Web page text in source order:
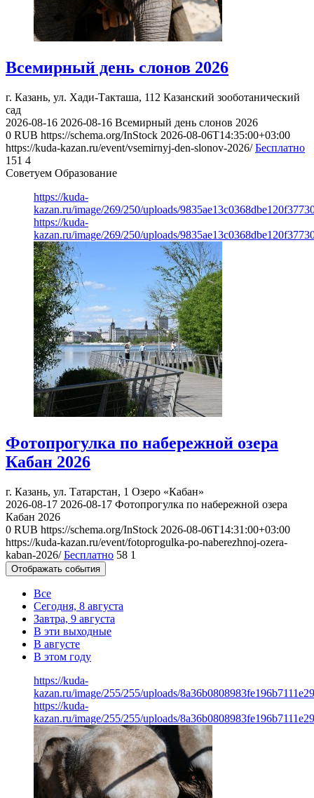
Всемирный день слонов 2026
г. Казань, ул. Хади-Такташа, 112 Казанский зооботанический
сад
2026-08-16 2026-08-16 Всемирный день слонов 2026
0 RUB https://schema.org/InStock 2026-08-06T14:35:00+03:00
https://kuda-kazan.ru/event/vsemirnyj-den-slonov-2026/ Бесплатно
151 4
Советуем Образование
https://kuda-
kazan.ru/image/269/250/uploads/
https://kuda-
kazan.ru/image/269/250/uploads/
Фотопрогулка по набережной озера
Кабан 2026
г. Казань, ул. Татарстан, 1 Озеро «Кабан»
2026-08-17 2026-08-17 Фотопрогулка по набережной озера
Кабан 2026
0 RUB https://schema.org/InStock 2026-08-06T14:31:00+03:00
https://kuda-kazan.ru/event/fotoprogulka-po-naberezhnoj-ozera-
kaban-2026/ Бесплатно 58 1
Отображать события
Все
Сегодня, 8 августа
Завтра, 9 августа
В эти выходные
В августе
В этом году
https://kuda-
kazan.ru/image/255/255/uploads/
https://kuda-
kazan.ru/image/255/255/uploads/